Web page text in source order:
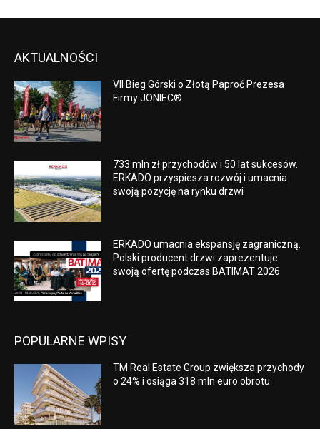
AKTUALNOŚCI
VII Bieg Górski o Złotą Paproć Prezesa
Firmy JONIEC®
733 mln zł przychodów i 50 lat sukcesów.
ERKADO przyspiesza rozwój i umacnia
swoją pozycję na rynku drzwi
ERKADO umacnia ekspansję zagraniczną.
Polski producent drzwi zaprezentuje
swoją ofertę podczas BATIMAT 2026
POPULARNE WPISY
TM Real Estate Group zwiększa przychody
o 24% i osiąga 318 mln euro obrotu